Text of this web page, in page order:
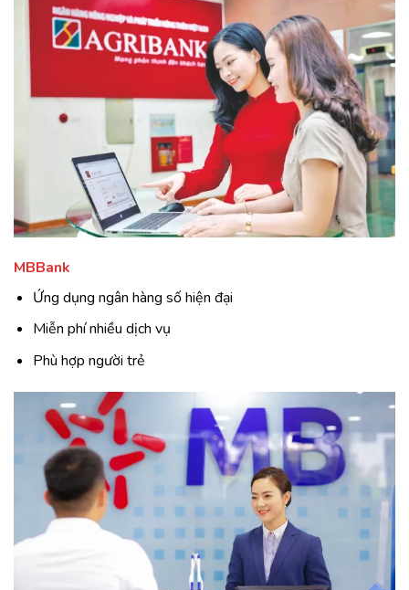
MBBank
Ứng dụng ngân hàng số hiện đại
Miễn phí nhiều dịch vụ
Phù hợp người trẻ